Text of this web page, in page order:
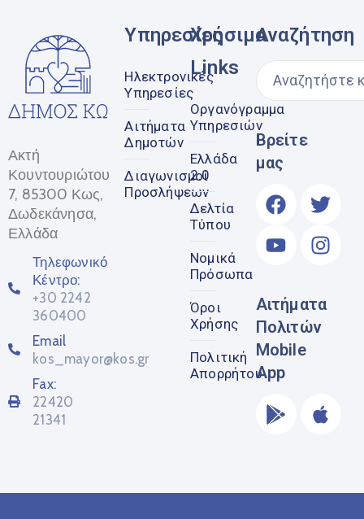
Ακτή
Κουντουριώτου
7, 85300 Κως,
Δωδεκάνησα,
Ελλάδα
Τηλεφωνικό
Κέντρο:
+30 2242
360400
Email
kos_mayor@kos.gr
Fax:
22420
21341
Υπηρεσίες
Ηλεκτρονικές
Υπηρεσίες
Αιτήματα
Δημοτών
Διαγωνισμοί
Προσλήψεων
Χρήσιμα
Links
Οργανόγραμμα
Υπηρεσιών
Ελλάδα
2.0
Δελτία
Τύπου
Νομικά
Πρόσωπα
Όροι
Χρήσης
Πολιτική
Απορρήτου
Αναζήτηση
Βρείτε
μας
Αιτήματα
Πολιτών
Mobile
App